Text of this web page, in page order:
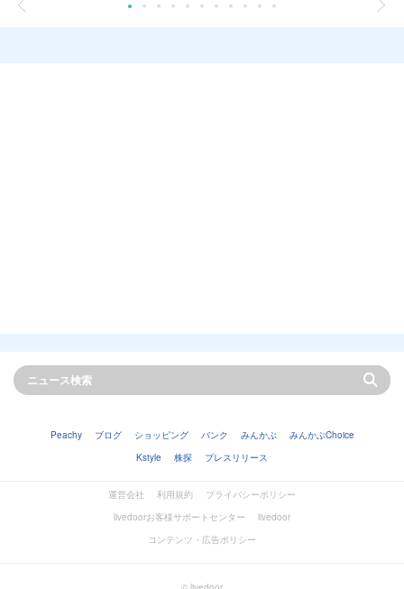
Peachy ブログ ショッピング バンク みんかぶ
みんかぶChoice
Kstyle
株探 プレスリリース
運営会社 利用規約
プライバシーポリシー
livedoorお客様サポートセンター
livedoor
コンテンツ・広告ポリシー